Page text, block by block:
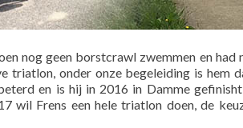
nog geen borstcrawl zwemmen en had
triatlon, onder onze begeleiding is hem
en is hij in 2016 in Damme
wil Frens een hele triatlon doen, de